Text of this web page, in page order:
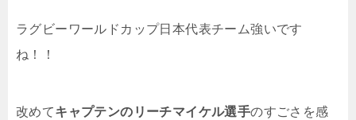
ラグビーワールドカップ日本代表チーム強いです
ね！！
改めてキャプテンのリーチマイケル選手のすごさを感